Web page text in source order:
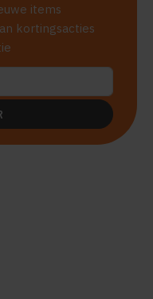
items
kortingsacties